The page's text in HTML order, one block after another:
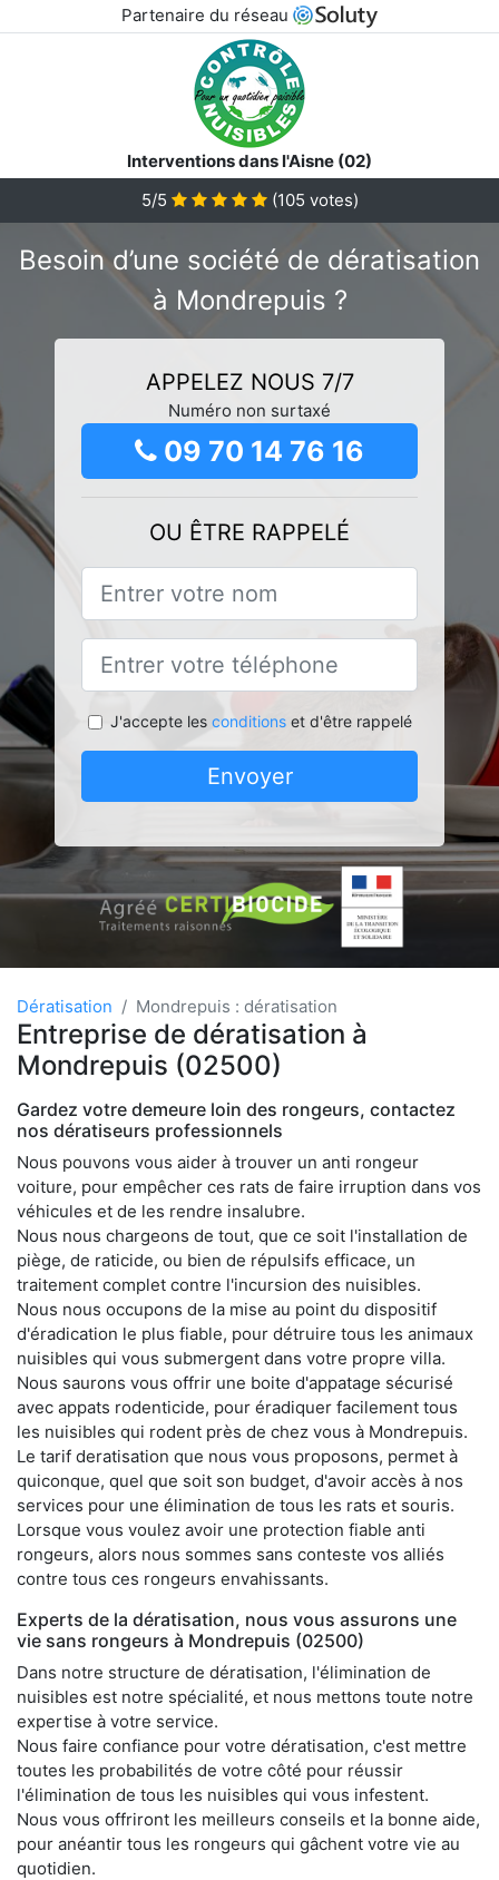
Partenaire du réseau
Interventions dans l'Aisne (02)
5/5
(105 votes)
Besoin d’une société de dératisation
à Mondrepuis ?
APPELEZ NOUS 7/7
Numéro non surtaxé
09 70 14 76 16
OU ÊTRE RAPPELÉ
J'accepte les conditionset d'être rappelé
Envoyer
Dératisation Mondrepuis : dératisation
Entreprise de dératisation à
Mondrepuis (02500)
Gardez votre demeure loin des rongeurs, contactez
nos dératiseurs professionnels
Nous pouvons vous aider à trouver un anti rongeur
voiture, pour empêcher ces rats de faire irruption dans vos
véhicules et de les rendre insalubre.
Nous nous chargeons de tout, que ce soit l'installation de
piège, de raticide, ou bien de répulsifs efficace, un
traitement complet contre l'incursion des nuisibles.
Nous nous occupons de la mise au point du dispositif
d'éradication le plus fiable, pour détruire tous les animaux
nuisibles qui vous submergent dans votre propre villa.
Nous saurons vous offrir une boite d'appatage sécurisé
avec appats rodenticide, pour éradiquer facilement tous
les nuisibles qui rodent près de chez vous à Mondrepuis.
Le tarif deratisation que nous vous proposons, permet à
quiconque, quel que soit son budget, d'avoir accès à nos
services pour une élimination de tous les rats et souris.
Lorsque vous voulez avoir une protection fiable anti
rongeurs, alors nous sommes sans conteste vos alliés
contre tous ces rongeurs envahissants.
Experts de la dératisation, nous vous assurons une
vie sans rongeurs à Mondrepuis (02500)
Dans notre structure de dératisation, l'élimination de
nuisibles est notre spécialité, et nous mettons toute notre
expertise à votre service.
Nous faire confiance pour votre dératisation, c'est mettre
toutes les probabilités de votre côté pour réussir
l'élimination de tous les nuisibles qui vous infestent.
Nous vous offriront les meilleurs conseils et la bonne aide,
pour anéantir tous les rongeurs qui gâchent votre vie au
quotidien.